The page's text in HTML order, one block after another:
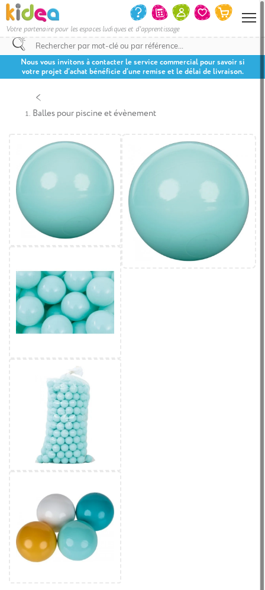
Votre partenaire pour les espaces ludiques et d'apprentissage
Nous vous invitons à contacter le service commercial pour savoir si
votre projet d’achat bénéficie d’une remise et le délai de livraison.
Balles pour piscine et évènement